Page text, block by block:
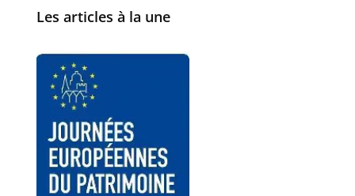
Les articles à la une